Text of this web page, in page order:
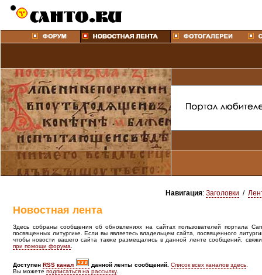
Навигация: Заголовки /
Новостная лента
Здесь собраны сообщения об обновлениях на сайтах пользователей портала
посвященных литургике. Если вы являетесь владельцем сайта, посвященного
чтобы новости вашего сайта также размещались в данной ленте сообщений,
при помощи форума
Доступен RSS канал данной ленты сообщений. Список всех каналов здесь
Вы можете подписаться на рассылку.